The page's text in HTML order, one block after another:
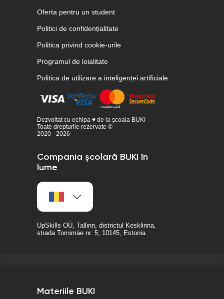
Oferta pentru un student
Politici de confidențialitate
Politica privind cookie-urile
Programul de loialitate
Politica de utilizare a inteligenței artificiale
Dezvoltat cu echipa ♥ de la școala BUKI
Toate drepturile rezervate ©
2020 - 2026
Compania școlară BUKI în
lume
UpSkills OÜ, Tallinn, districtul Kesklinna,
strada Tornimäe nr. 5, 10145, Estonia
Materiile BUKI